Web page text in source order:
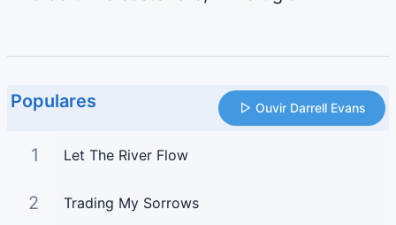
Populares Ouvir Darrell Evans
1 Let The River Flow
2 Trading My Sorrows